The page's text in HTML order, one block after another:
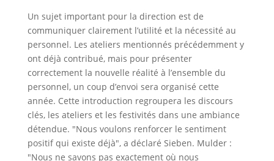
Un sujet important pour la direction est de
communiquer clairement l’utilité et la nécessité au
personnel. Les ateliers mentionnés précédemment y
ont déjà contribué, mais pour présenter
correctement la nouvelle réalité à l’ensemble du
personnel, un coup d’envoi sera organisé cette
année. Cette introduction regroupera les discours
clés, les ateliers et les festivités dans une ambiance
détendue. "Nous voulons renforcer le sentiment
positif qui existe déjà", a déclaré Sieben. Mulder :
"Nous ne savons pas exactement où nous